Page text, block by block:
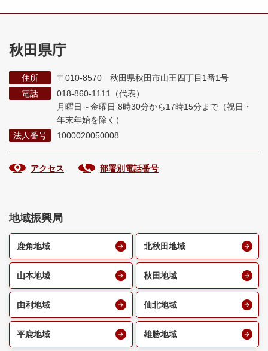
秋田県庁
住所
〒010-8570 秋田県秋田市山王四丁目1番1号
電話
018-860-1111（代表）
月曜日～金曜日 8時30分から17時15分まで （祝日・
年末年始を除く）
法人番号
1000020050008
アクセス 部署別電話番号
地域振興局
鹿角地域 北秋田地域
山本地域 秋田地域
由利地域 仙北地域
平鹿地域 雄勝地域